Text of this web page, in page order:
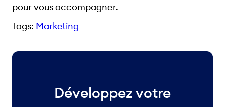
pour vous accompagner.
Tags: Marketing
Développez votre